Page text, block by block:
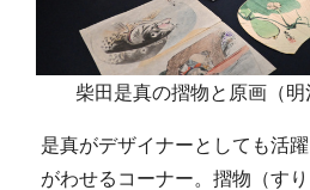
柴田是真の摺物と原画（明
是真がデザイナーとしても活
がわせるコーナー。摺物（す